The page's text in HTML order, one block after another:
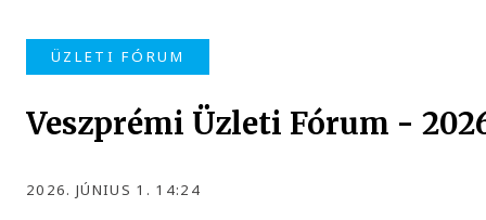
ÜZLETI FÓRUM
Veszprémi Üzleti Fórum -
2026. JÚNIUS 1. 14:24